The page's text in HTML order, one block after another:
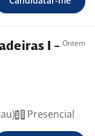
I - Ontem
Presencial